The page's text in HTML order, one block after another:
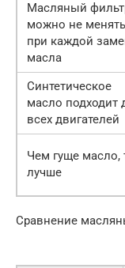
Масляный
можно не менять
при каждой
масла
Синтетическое
масло подходит
всех двигателей
Чем гуще масло,
лучше
Сравнение